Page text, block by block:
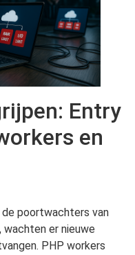
Entry
en
de poortwachters van
er nieuwe
PHP workers